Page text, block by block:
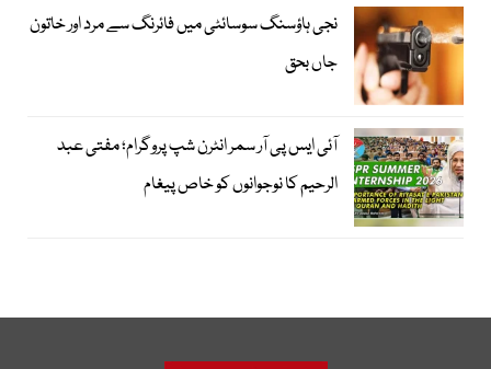
نجی ہاؤسنگ سوسائٹی میں فائرنگ سے مرد اور خاتون
جاں بحق
آئی ایس پی آر سمر انٹرن شپ پروگرام؛ مفتی عبد
الرحیم کا نوجوانوں کو خاص پیغام